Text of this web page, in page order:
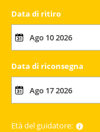
Data di ritiro
Data di riconsegna
Età del guidatore: